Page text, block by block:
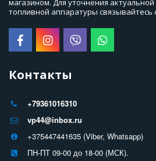
магазином. Для уточнения
топливной аппаратуры связывайтесь
Контакты
+79361016310
vp44@inbox.ru
+375447441635 (Viber, Whatsapp)
ПН-ПТ 09-00 до 18-00 (МСК).